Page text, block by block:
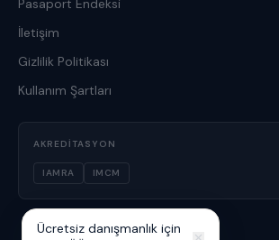
Pasaport Endeksi
İletişim
Gizlilik Politikası
Kullanım Şartları
AKREDITASYON
IAMRA IMCM
Ücretsiz danışmanlık için